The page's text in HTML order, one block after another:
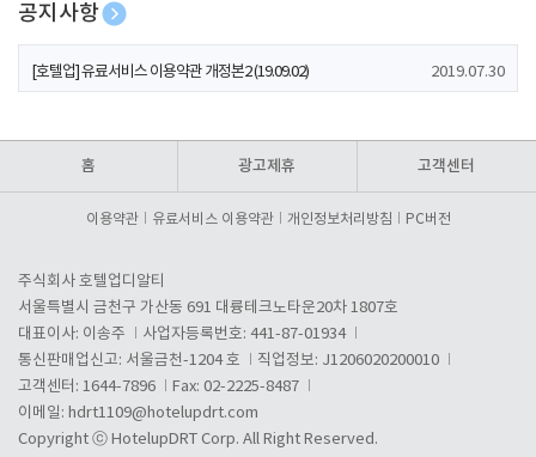
공지사항
[호텔업] 개인정보 처리방침 개정본1 (19.09.02)
[호텔업] 유료서비스 이용약관 개정본2 (19.09.02) 2019.07.30
홈 광고제휴 고객센터
이용약관 유료서비스 이용약관 개인정보처리방침 PC버전
주식회사 호텔업디알티
서울특별시 금천구 가산동 691 대륭테크노타운20차 1807호
대표이사: 이송주
사업자등록번호: 441-87-01934
통신판매업신고: 서울금천-1204 호
직업정보: J1206020200010
고객센터: 1644-7896
Fax: 02-2225-8487
이메일: hdrt1109@hotelupdrt.com
Copyright ⓒ HotelupDRT Corp. All Right Reserved.